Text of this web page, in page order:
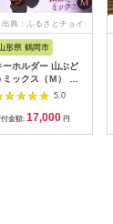
出典：ふるさとチョイ
形県 鶴岡市
ーホルダー 山ぶど
ミックス（Ｍ） 山
県鶴岡市 アトリエ
おる | 山葡萄 雑貨
ーホルダー ギフト
5.0
金額: 17,000 円